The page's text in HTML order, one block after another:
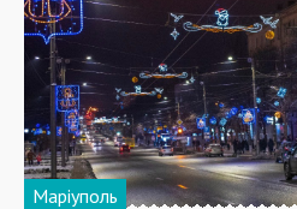
Маріуполь